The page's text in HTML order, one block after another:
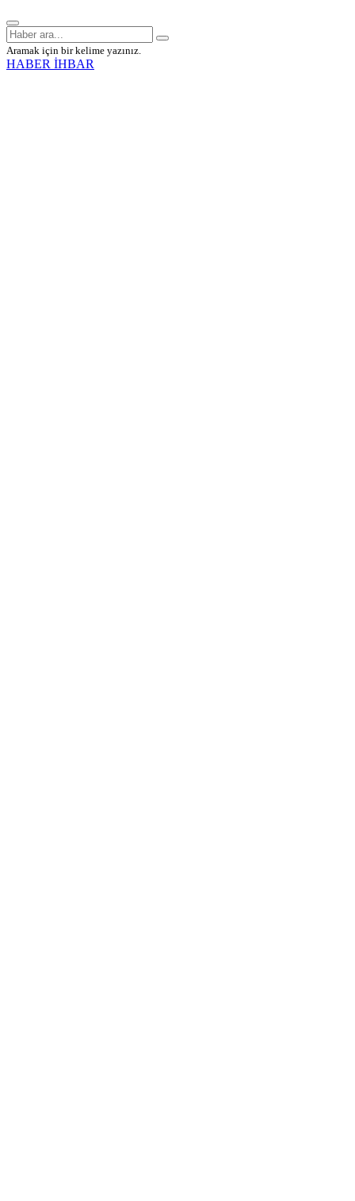
Aramak için bir kelime yazınız.
HABER İHBAR